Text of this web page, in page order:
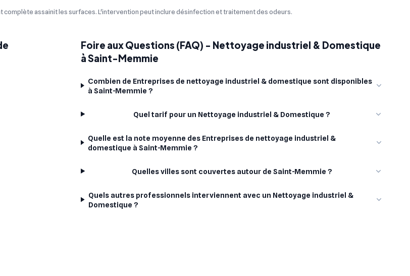
complète assainit les surfaces. L'intervention peut inclure désinfection et traitement des odeurs.
Foire aux Questions (FAQ) - Nettoyage industriel & Domestique
à Saint-Memmie
Combien de Entreprises de nettoyage industriel & domestique sont disponibles
à Saint-Memmie ?
Quel tarif pour un Nettoyage industriel & Domestique ?
Quelle est la note moyenne des Entreprises de nettoyage industriel &
domestique à Saint-Memmie ?
Quelles villes sont couvertes autour de Saint-Memmie ?
Quels autres professionnels interviennent avec un Nettoyage industriel &
Domestique ?